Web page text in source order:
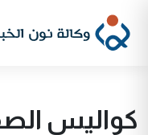
كواليس